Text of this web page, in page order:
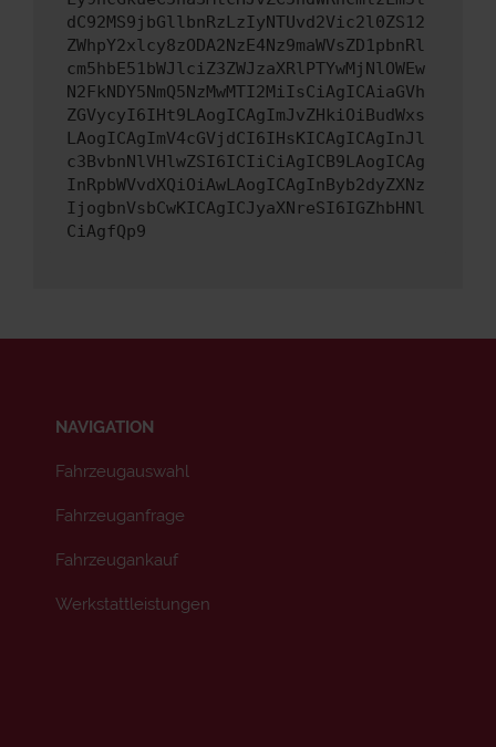
dC92MS9jbGllbnRzLzIyNTUvd2Vic2l0ZS12
ZWhpY2xlcy8zODA2NzE4Nz9maWVsZD1pbnRl
cm5hbE51bWJlciZ3ZWJzaXRlPTYwMjNlOWEw
N2FkNDY5NmQ5NzMwMTI2MiIsCiAgICAiaGVh
ZGVycyI6IHt9LAogICAgImJvZHkiOiBudWxs
LAogICAgImV4cGVjdCI6IHsKICAgICAgInJl
c3BvbnNlVHlwZSI6ICIiCiAgICB9LAogICAg
InRpbWVvdXQiOiAwLAogICAgInByb2dyZXNz
IjogbnVsbCwKICAgICJyaXNreSI6IGZhbHNl
CiAgfQp9
NAVIGATION
Fahrzeugauswahl
Fahrzeuganfrage
Fahrzeugankauf
Werkstattleistungen